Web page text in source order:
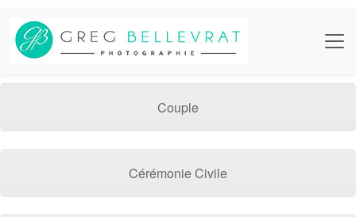
Couple
Cérémonie Civile